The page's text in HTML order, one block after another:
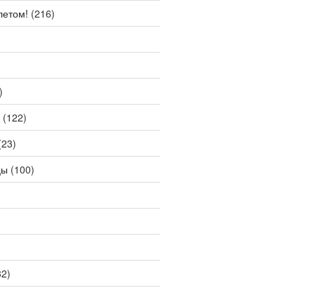
(216)
(122)
(100)